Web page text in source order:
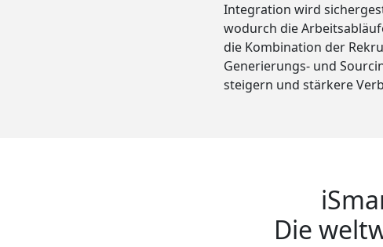
Integration wird
wodurch die
die Kombination der
Generierungs- und
steigern und stärkere
Die